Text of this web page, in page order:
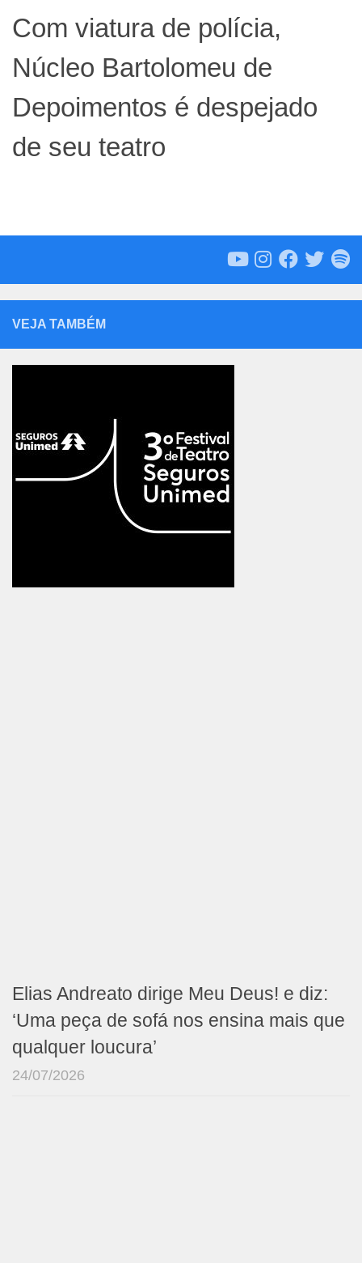
Com viatura de polícia,
Núcleo Bartolomeu de
Depoimentos é despejado
de seu teatro
VEJA TAMBÉM
Elias Andreato dirige Meu Deus! e diz:
‘Uma peça de sofá nos ensina mais que
qualquer loucura’
24/07/2026